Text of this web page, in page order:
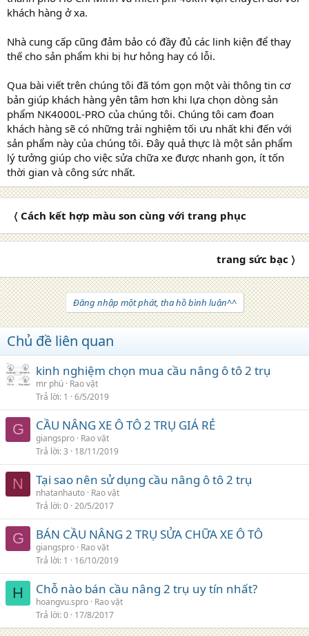
khách hàng ở xa.
Nhà cung cấp cũng đảm bảo có đầy đủ các linh kiện để thay
thế cho sản phẩm khi bị hư hỏng hay có lỗi.
Qua bài viết trên chúng tôi đã tóm gọn một vài thông tin cơ
bản giúp khách hàng yên tâm hơn khi lựa chọn dòng sản
phẩm NK4000L-PRO của chúng tôi. Chúng tôi cam đoan
khách hàng sẽ có những trải nghiệm tối ưu nhất khi đến với
sản phẩm này của chúng tôi. Đây quả thực là một sản phẩm
lý tưởng giúp cho việc sửa chữa xe được nhanh gọn, ít tốn
thời gian và công sức nhất.
〈 Cách kết hợp màu son cùng với trang phục
trang sức bạc 〉
Đăng nhập một phát, tha hồ bình luận^^
Chủ đề liên quan
kinh nghiệm chọn mua cầu nâng ô tô 2 trụ
mr phú Rao vặt
Trả lời 1 6/5/2019
G CẦU NÂNG XE Ô TÔ 2 TRỤ GIÁ RẺ
giangspro Rao vặt
Trả lời 3 18/11/2019
N Tại sao nên sử dụng cầu nâng ô tô 2 trụ
nhatanhauto Rao vặt
Trả lời 0 20/5/2017
G BÁN CẦU NÂNG 2 TRỤ SỬA CHỮA XE Ô TÔ
giangspro Rao vặt
Trả lời 1 16/10/2019
H Chỗ nào bán cầu nâng 2 trụ uy tín nhất?
hoangvu.spro Rao vặt
Trả lời 0 17/8/2017